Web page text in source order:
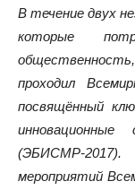
В течение двух
которые
проходил
посвящённый
(ЭБИСМР-
мероприятий